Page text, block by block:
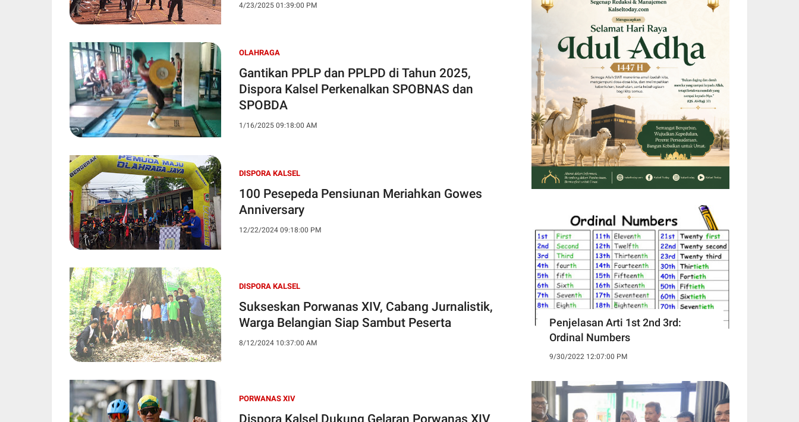
4/23/2025 01:39:00 PM
OLAHRAGA
Gantikan PPLP dan PPLPD di Tahun 2025,
Dispora Kalsel Perkenalkan SPOBNAS dan
SPOBDA
1/16/2025 09:18:00 AM
DISPORA KALSEL
100 Pesepeda Pensiunan Meriahkan Gowes
Anniversary
12/22/2024 09:18:00 PM
DISPORA KALSEL
Sukseskan Porwanas XIV, Cabang Jurnalistik,
Warga Belangian Siap Sambut Peserta
8/12/2024 10:37:00 AM
PORWANAS XIV
Dispora Kalsel Dukung Gelaran Porwanas XIV
Penjelasan Arti 1st 2nd 3rd:
Ordinal Numbers
9/30/2022 12:07:00 PM